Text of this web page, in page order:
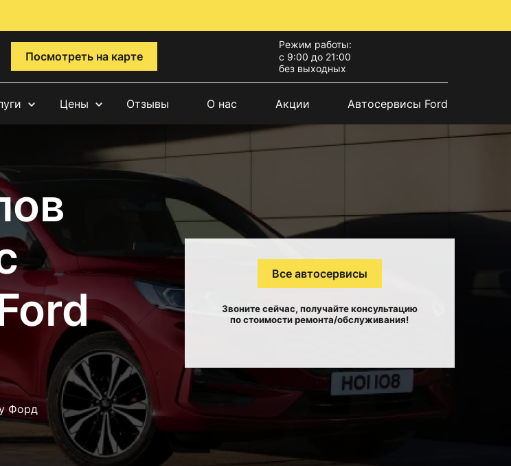
Посмотреть на карте
Режим работы:
с 9:00 до 21:00
без выходных
Цены Отзывы О нас Акции Автосервисы Ford
Форд
Все автосервисы
Звоните сейчас, получайте консультацию
по стоимости ремонта/обслуживания!